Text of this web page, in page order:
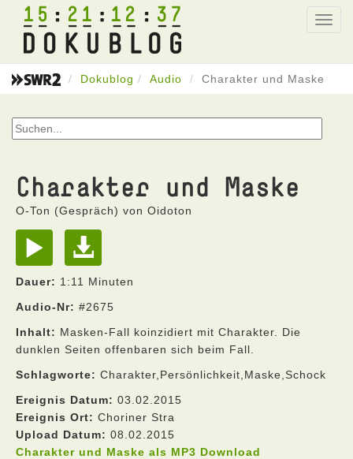
15 21 12 37
Dokublog Audio Charakter und Maske
Charakter und Maske
O-Ton (Gespräch) von Oidoton
Dauer: 1:11 Minuten
Audio-Nr: #2675
Inhalt: Masken-Fall koinzidiert mit Charakter. Die
dunklen Seiten offenbaren sich beim Fall.
Schlagworte: Charakter,Persönlichkeit,Maske,Schock
Ereignis Datum: 03.02.2015
Ereignis Ort: Choriner Stra
Upload Datum: 08.02.2015
Charakter und Maske als MP3 Download